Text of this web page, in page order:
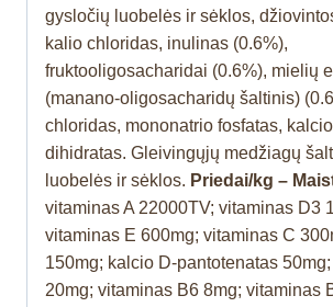
gysločių luobelės ir sėklos,
kalio chloridas, inulinas (0.6%),
fruktooligosacharidai (0.6%), mielių
(manano-oligosacharidų šaltinis)
chloridas, mononatrio fosfatas,
dihidratas. Gleivingųjų medžiagų
luobelės ir sėklos. Priedai/kg –
vitaminas A 22000TV; vitaminas D3
vitaminas E 600mg; vitaminas C
150mg; kalcio D-pantotenatas
20mg; vitaminas B6 8mg; vitaminas